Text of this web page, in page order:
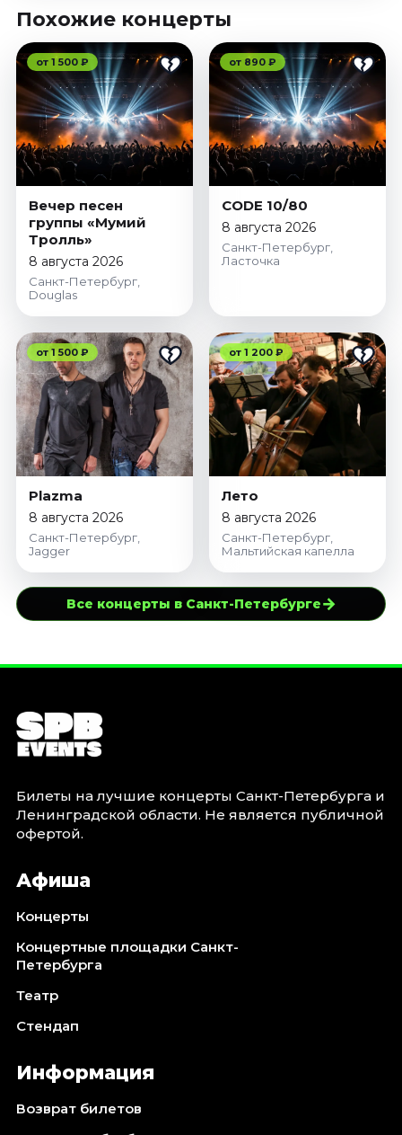
Похожие концерты
от 1 500 ₽
Вечер песен
группы «Мумий
Тролль»
8 августа 2026
Санкт-Петербург,
Douglas
от 890 ₽
CODE 10/80
8 августа 2026
Санкт-Петербург,
Ласточка
от 1 500 ₽
Plazma
8 августа 2026
Санкт-Петербург,
Jagger
от 1 200 ₽
Лето
8 августа 2026
Санкт-Петербург,
Мальтийская капелла
Все концерты в Санкт-Петербурге→
Билеты на лучшие концерты Санкт-Петербурга и
Ленинградской области. Не является публичной
офертой.
Афиша
Концерты
Концертные площадки Санкт-
Петербурга
Театр
Стендап
Информация
Возврат билетов